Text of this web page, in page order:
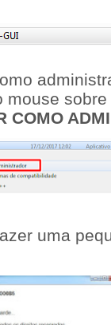
mouse
COMO
uma